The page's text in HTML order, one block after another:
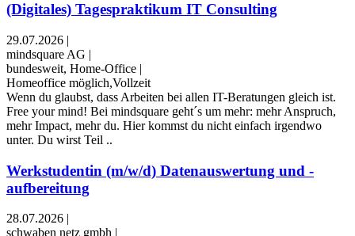
(Digitales) Tagespraktikum IT Consulting
29.07.2026 |
mindsquare AG |
bundesweit, Home-Office |
Homeoffice möglich,Vollzeit
Wenn du glaubst, dass Arbeiten bei allen IT-Beratungen gleich ist.
Free your mind! Bei mindsquare geht´s um mehr: mehr Anspruch,
mehr Impact, mehr du. Hier kommst du nicht einfach irgendwo
unter. Du wirst Teil ..
Werkstudentin (m/w/d) Datenauswertung und -
aufbereitung
28.07.2026 |
schwaben netz gmbh |